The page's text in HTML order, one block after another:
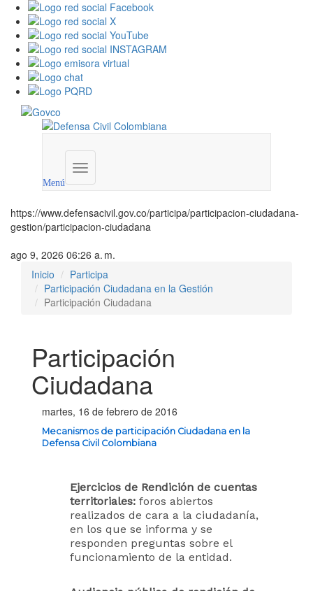
Menú
Menú
institucional
https://www.defensacivil.gov.co/participa/participacion-ciudadana-
gestion/participacion-ciudadana
ago 9, 2026 06:26 a. m.
Inicio
Participa
Participación Ciudadana en la Gestión
Participación Ciudadana
Participación
Ciudadana
martes, 16 de febrero de 2016
Mecanismos de participación Ciudadana en la
Defensa Civil Colombiana
Ejercicios de Rendición de cuentas
territoriales: foros abiertos
realizados de cara a la ciudadanía,
en los que se informa y se
responden preguntas sobre el
funcionamiento de la entidad.